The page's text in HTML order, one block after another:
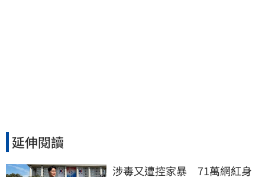
延伸閱讀
涉毒又遭控家暴　71萬網紅身